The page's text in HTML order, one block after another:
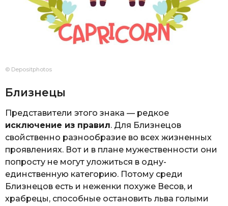
© Depositphotos
Близнецы
Представители этого знака — редкое
исключение из правил. Для Близнецов
свойственно разнообразие во всех жизненных
проявлениях. Вот и в плане мужественности они
попросту не могут уложиться в одну-
единственную категорию. Потому среди
Близнецов есть и неженки похуже Весов, и
храбрецы, способные остановить льва голыми